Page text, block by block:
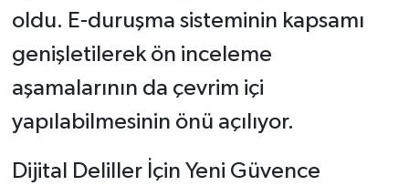
oldu. E-duruşma sisteminin kapsamı
genişletilerek ön inceleme
aşamalarının da çevrim içi
yapılabilmesinin önü açılıyor.
Dijital Deliller İçin Yeni Güvence